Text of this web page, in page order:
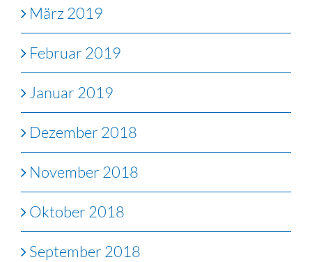
März 2019
Februar 2019
Januar 2019
Dezember 2018
November 2018
Oktober 2018
September 2018